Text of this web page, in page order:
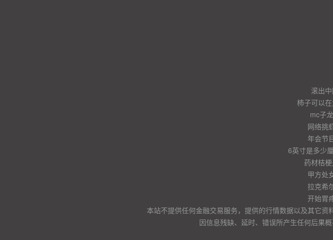
滚出
柿子可以
mc子
网络挑
年会节
6英寸是多少
药材桔
甲方处
拉克希
开始胃
本站不提供任何金融交易服务，提供的行情数据以及其它资
因信息残缺、延时、错误所产生任何后果